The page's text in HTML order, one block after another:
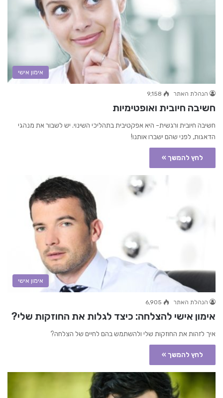
אימון אישי
הנהלת האתר 9,158
חשיבה חיובית ואופטימיות
חשיבה חיובית ורגשית- היא אפקטיבית בתהליכי השינוי. יש לשבור את מנהגי
הדאגות, לפני שהם ישברו אותנו!
לחץ להמשך »
אימון אישי
הנהלת האתר 6,905
אימון אישי להצלחה: כיצד לגלות את החוזקות שלי?
איך לזהות את החוזקות שלי ולהשתמש בהם לחיים של הצלחה?
לחץ להמשך »